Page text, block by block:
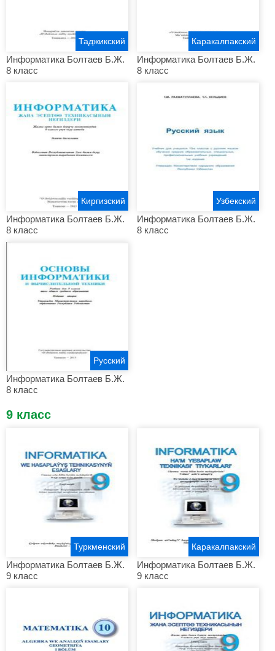
Информатика Болтаев Б.Ж.
8 класс
Таджикский
Информатика Болтаев Б.Ж.
8 класс
Каракалпакский
Информатика Болтаев Б.Ж.
8 класс
Киргизский
Информатика Болтаев Б.Ж.
8 класс
Узбекский
Информатика Болтаев Б.Ж.
8 класс
Русский
9 класс
Информатика Болтаев Б.Ж.
9 класс
Туркменский
Информатика Болтаев Б.Ж.
9 класс
Каракалпакский